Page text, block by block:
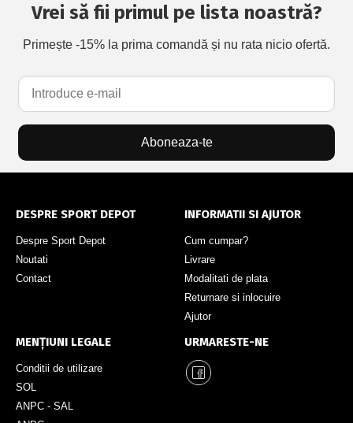
Vrei să fii primul pe lista noastră?
Primește -15% la prima comandă și nu rata nicio ofertă.
Aboneaza-te
DESPRE SPORT DEPOT
Despre Sport Depot
Noutati
Contact
INFORMATII SI AJUTOR
Cum cumpar?
Livrare
Modalitati de plata
Returnare si inlocuire
Ajutor
MENȚIUNI LEGALE
Conditii de utilizare
SOL
ANPC - SAL
URMARESTE-NE